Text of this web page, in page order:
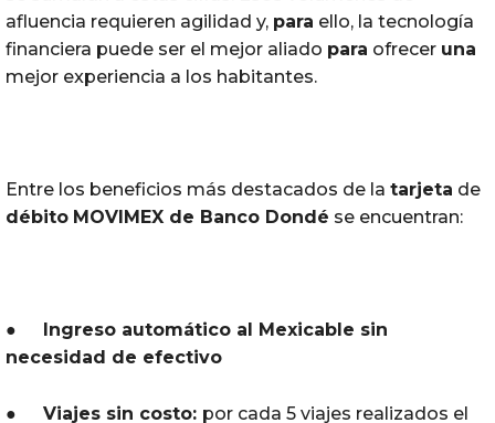
afluencia requieren agilidad y, para ello, la tecnología
financiera puede ser el mejor aliado para ofrecer una
mejor experiencia a los habitantes.
Entre los beneficios más destacados de la tarjeta de
débito MOVIMEX de Banco Dondé se encuentran:
●
Ingreso automático al Mexicable sin
necesidad de efectivo
● Viajes sin costo: por cada 5 viajes realizados el